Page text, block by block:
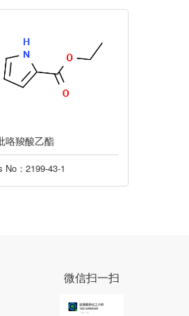
1
微信扫一扫